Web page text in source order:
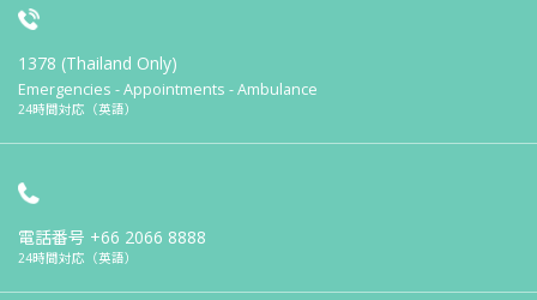
1378 (Thailand Only)
Emergencies - Appointments - Ambulance
24時間対応（英語）
電話番号 +66 2066 8888
24時間対応（英語）